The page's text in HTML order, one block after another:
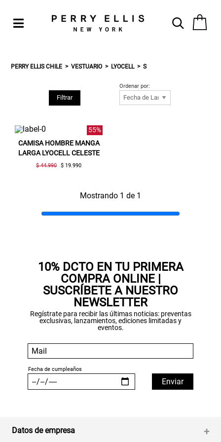
PERRY ELLIS CHILE VESTUARIO LYOCELL S
Filtrar
Ordenar por:
55%
CAMISA HOMBRE MANGA
LARGA LYOCELL CELESTE
$ 44.990 $ 19.990
Mostrando 1 de 1
10% DCTO EN TU PRIMERA
COMPRA ONLINE |
SUSCRÍBETE A NUESTRO
NEWSLETTER
Regístrate para recibir las últimas noticias: preventas
exclusivas, lanzamientos, ediciones limitadas y
eventos.
Gracias por inscribirte!
Aquí esta tu cupón, usalo en tu siguiente
compra. Valido por 72 hrs.
SUSPE01
Datos de empresa +